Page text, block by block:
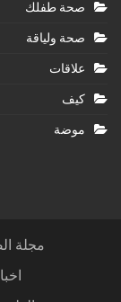
صحة طفلك
صحة ولياقة
علاقات
كيف
موضة
مجلة